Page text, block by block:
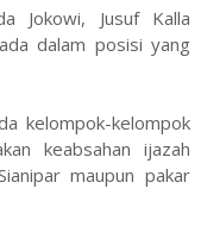
Jokowi, Jusuf Kalla
dalam posisi yang
kelompok-kelompok
keabsahan ijazah
maupun pakar